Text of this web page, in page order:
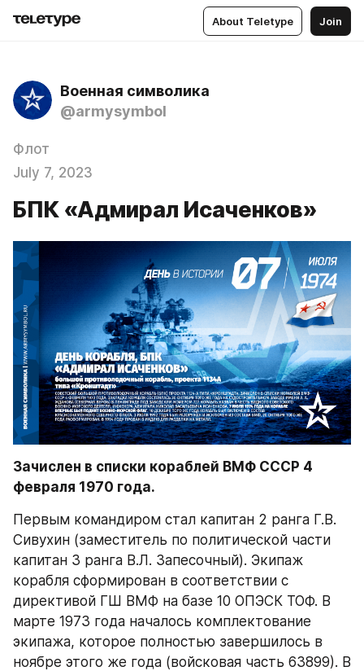
About Teletype Join
Военная символика
@armysymbol
Флот
July 7, 2023
БПК «Адмирал Исаченков»
Зачислен в списки кораблей ВМФ СССР 4
февраля 1970 года.
Первым командиром стал капитан 2 ранга Г.В.
Сивухин (заместитель по политической части
капитан 3 ранга В.Л. Запесочный). Экипаж
корабля сформирован в соответствии с
директивой ГШ ВМФ на базе 10 ОПЭСК ТОФ. В
марте 1973 года началось комплектование
экипажа, которое полностью завершилось в
ноябре этого же года (войсковая часть 63899). В